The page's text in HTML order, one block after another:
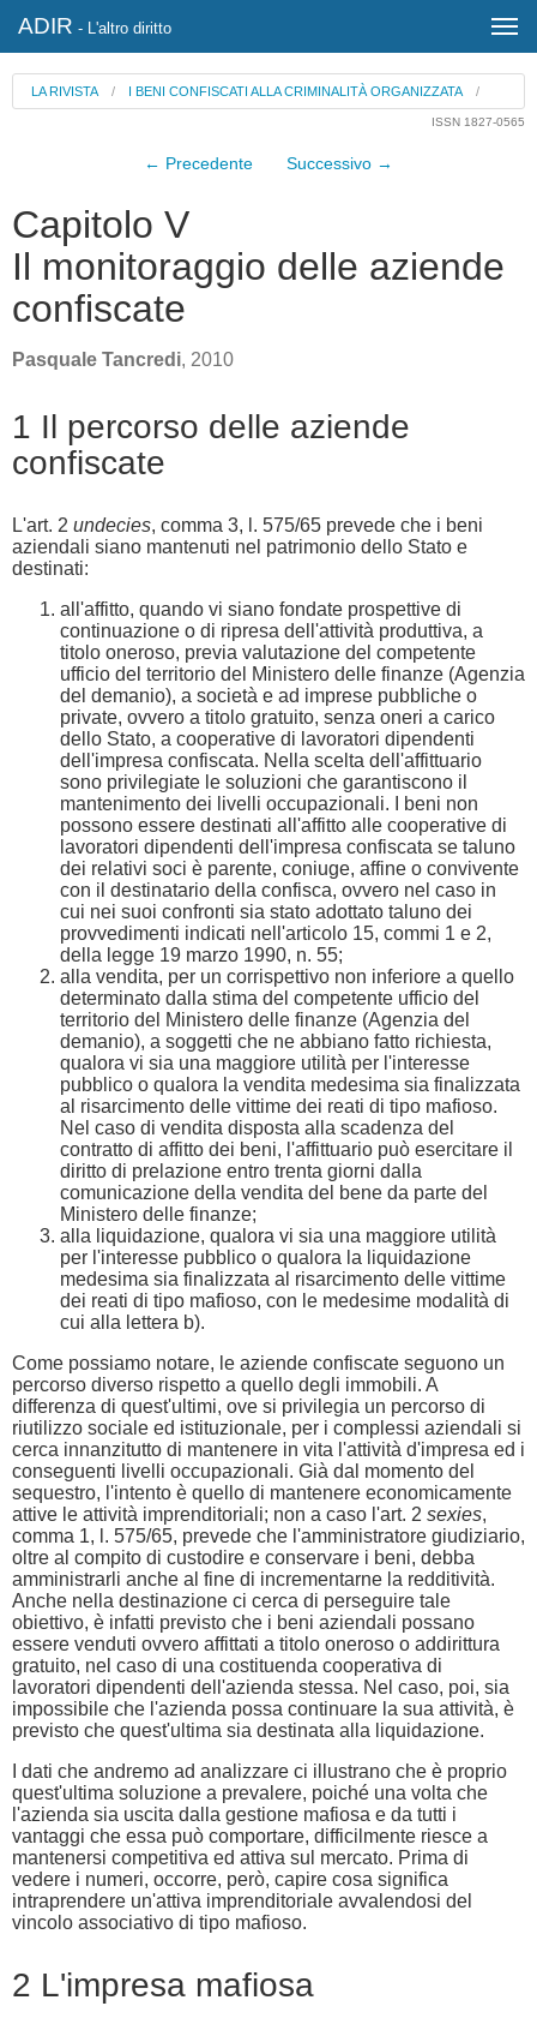
ADIR - L'altro diritto
LA RIVISTA / I BENI CONFISCATI ALLA CRIMINALITÀ ORGANIZZATA/
ISSN 1827-0565
← Precedente Successivo →
Capitolo V
Il monitoraggio delle aziende
confiscate
Pasquale Tancredi, 2010
1 Il percorso delle aziende
confiscate
L'art. 2 undecies, comma 3, l. 575/65 prevede che i beni
aziendali siano mantenuti nel patrimonio dello Stato e
destinati:
all'affitto, quando vi siano fondate prospettive di
continuazione o di ripresa dell'attività produttiva, a
titolo oneroso, previa valutazione del competente
ufficio del territorio del Ministero delle finanze (Agenzia
del demanio), a società e ad imprese pubbliche o
private, ovvero a titolo gratuito, senza oneri a carico
dello Stato, a cooperative di lavoratori dipendenti
dell'impresa confiscata. Nella scelta dell'affittuario
sono privilegiate le soluzioni che garantiscono il
mantenimento dei livelli occupazionali. I beni non
possono essere destinati all'affitto alle cooperative di
lavoratori dipendenti dell'impresa confiscata se taluno
dei relativi soci è parente, coniuge, affine o convivente
con il destinatario della confisca, ovvero nel caso in
cui nei suoi confronti sia stato adottato taluno dei
provvedimenti indicati nell'articolo 15, commi 1 e 2,
della legge 19 marzo 1990, n. 55;
alla vendita, per un corrispettivo non inferiore a quello
determinato dalla stima del competente ufficio del
territorio del Ministero delle finanze (Agenzia del
demanio), a soggetti che ne abbiano fatto richiesta,
qualora vi sia una maggiore utilità per l'interesse
pubblico o qualora la vendita medesima sia finalizzata
al risarcimento delle vittime dei reati di tipo mafioso.
Nel caso di vendita disposta alla scadenza del
contratto di affitto dei beni, l'affittuario può esercitare il
diritto di prelazione entro trenta giorni dalla
comunicazione della vendita del bene da parte del
Ministero delle finanze;
alla liquidazione, qualora vi sia una maggiore utilità
per l'interesse pubblico o qualora la liquidazione
medesima sia finalizzata al risarcimento delle vittime
dei reati di tipo mafioso, con le medesime modalità di
cui alla lettera b).
Come possiamo notare, le aziende confiscate seguono un
percorso diverso rispetto a quello degli immobili. A
differenza di quest'ultimi, ove si privilegia un percorso di
riutilizzo sociale ed istituzionale, per i complessi aziendali si
cerca innanzitutto di mantenere in vita l'attività d'impresa ed i
conseguenti livelli occupazionali. Già dal momento del
sequestro, l'intento è quello di mantenere economicamente
attive le attività imprenditoriali; non a caso l'art. 2 sexies,
comma 1, l. 575/65, prevede che l'amministratore giudiziario,
oltre al compito di custodire e conservare i beni, debba
amministrarli anche al fine di incrementarne la redditività.
Anche nella destinazione ci cerca di perseguire tale
obiettivo, è infatti previsto che i beni aziendali possano
essere venduti ovvero affittati a titolo oneroso o addirittura
gratuito, nel caso di una costituenda cooperativa di
lavoratori dipendenti dell'azienda stessa. Nel caso, poi, sia
impossibile che l'azienda possa continuare la sua attività, è
previsto che quest'ultima sia destinata alla liquidazione.
I dati che andremo ad analizzare ci illustrano che è proprio
quest'ultima soluzione a prevalere, poiché una volta che
l'azienda sia uscita dalla gestione mafiosa e da tutti i
vantaggi che essa può comportare, difficilmente riesce a
mantenersi competitiva ed attiva sul mercato. Prima di
vedere i numeri, occorre, però, capire cosa significa
intraprendere un'attiva imprenditoriale avvalendosi del
vincolo associativo di tipo mafioso.
2 L'impresa mafiosa